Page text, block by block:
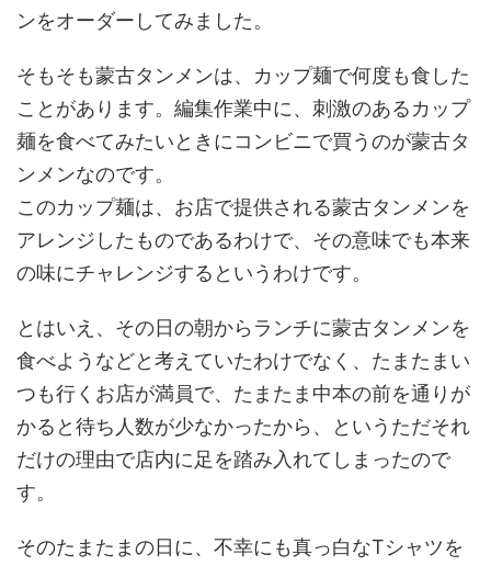
ンをオーダーしてみました。
そもそも蒙古タンメンは、カップ麺で何度も食した
ことがあります。編集作業中に、刺激のあるカップ
麺を食べてみたいときにコンビニで買うのが蒙古タ
ンメンなのです。
このカップ麺は、お店で提供される蒙古タンメンを
アレンジしたものであるわけで、その意味でも本来
の味にチャレンジするというわけです。
とはいえ、その日の朝からランチに蒙古タンメンを
食べようなどと考えていたわけでなく、たまたまい
つも行くお店が満員で、たまたま中本の前を通りが
かると待ち人数が少なかったから、というただそれ
だけの理由で店内に足を踏み入れてしまったので
す。
そのたまたまの日に、不幸にも真っ白なTシャツを